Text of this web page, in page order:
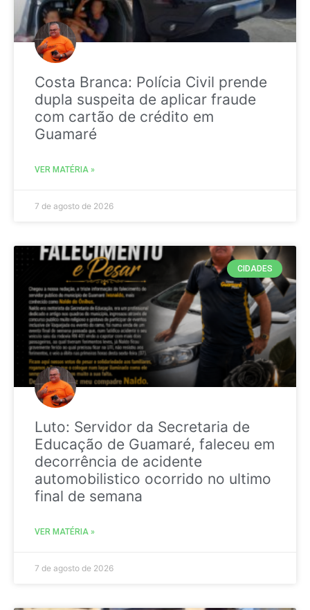
Costa Branca: Polícia Civil prende
dupla suspeita de aplicar fraude
com cartão de crédito em
Guamaré
VER MATÉRIA »
7 de agosto de 2026
CIDADES
Luto: Servidor da Secretaria de
Educação de Guamaré, faleceu em
decorrência de acidente
automobilistico ocorrido no ultimo
final de semana
VER MATÉRIA »
7 de agosto de 2026